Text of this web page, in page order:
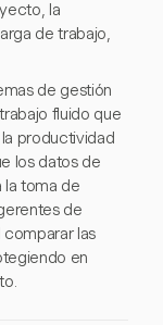
la
de trabajo,
de gestión
fluido que
productividad
los datos de
la toma de
de
las
en